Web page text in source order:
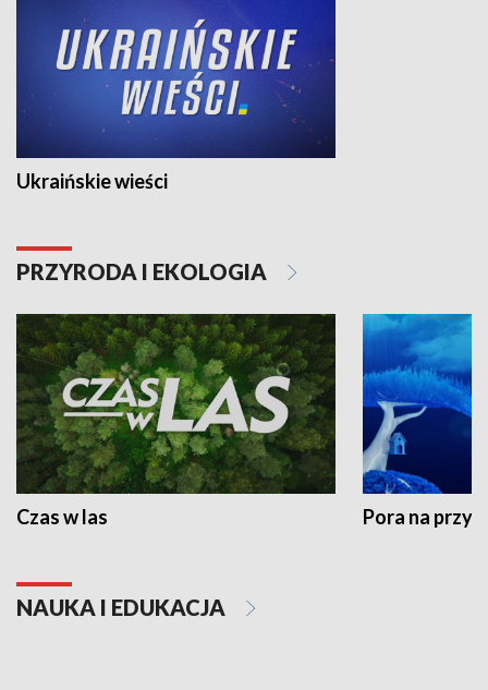
Ukraińskie wieści
PRZYRODA I EKOLOGIA
Czas w las Pora na
NAUKA I EDUKACJA